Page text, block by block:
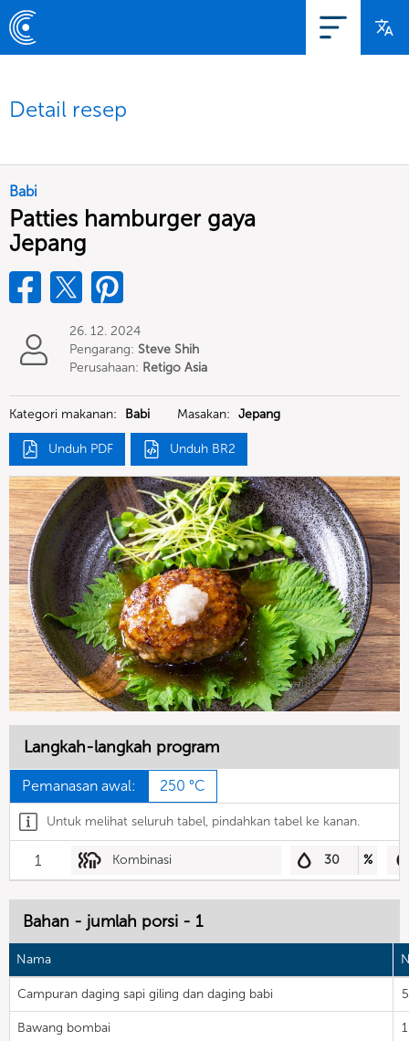
Detail resep
Babi
Patties hamburger gaya
Jepang
26. 12. 2024
Pengarang: Steve Shih
Perusahaan: Retigo Asia
Kategori makanan:
Babi Masakan: Jepang
Unduh PDF Unduh BR2
Langkah-langkah program
Pemanasan awal: 250 °C
Untuk melihat seluruh tabel, pindahkan tabel ke kanan.
1 Kombinasi 30 %
Bahan - jumlah porsi - 1
Nama
Campuran daging sapi giling dan daging babi
Bawang bombai